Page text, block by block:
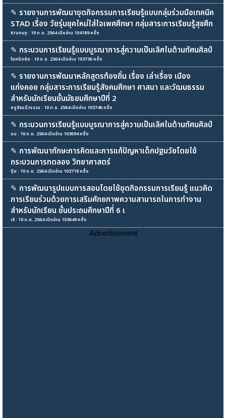
✎ รายงานการพัฒนาชุดกิจกรรมการเรียนรู้แบบกลุ่มร่วมมือเทคนิค
STAD เรื่อง วัยรุ่นยุคใหม่ใส่ใจเพศศึกษา กลุ่มสาระการเรียนรู้สุขศึก
Krunuy : 10 ก.ย. 2564 เปิดอ่าน 104189 ครั้ง
✎ กระบวนการเรียนรู้แบบบูรณาการสู่ความเป็นเลิศในด้านทัศนศิลป์
โชคชิดชัย : 10 ก.ย. 2564 เปิดอ่าน 103736 ครั้ง
✎ รายงานการพัฒนาหลักสูตรท้องถิ่น เรื่อง เล่าเรื่อง เมือง
แก่งคอย กลุ่มสาระการเรียนรู้สังคมศึกษา ศาสนา และวัฒนธรรม
สำหรับนักเรียนชั้นมัธยมศึกษาปีที่ 2
ครูอัจฉรีวรรณ : 10 ก.ย. 2564 เปิดอ่าน 103746 ครั้ง
✎ กระบวนการเรียนรู้แบบบูรณาการสู่ความเป็นเลิศในด้านทัศนศิลป์
มน : 10 ก.ย. 2564 เปิดอ่าน 103694 ครั้ง
✎ การพัฒนาทักษะการคิดและการแก้ปัญหาเด็กปฐมวัยโดยใช้
กระบวนการทดลอง วิทยาศาสตร์
ปุ้ย : 10 ก.ย. 2564 เปิดอ่าน 103718 ครั้ง
✎ การพัฒนารูปแบบการสอนโดยใช้ชุดกิจกรรมการเรียนรู้ แนวคิด
การเรียนร่วมด้วยการเสริมศักยภาพความสามารถในการทำงาน
สำหรับนักเรียน ชั้นประถมศึกษาปีที่ 6 เ
เอ้ : 10 ก.ย. 2564 เปิดอ่าน 103649 ครั้ง
Advertisement